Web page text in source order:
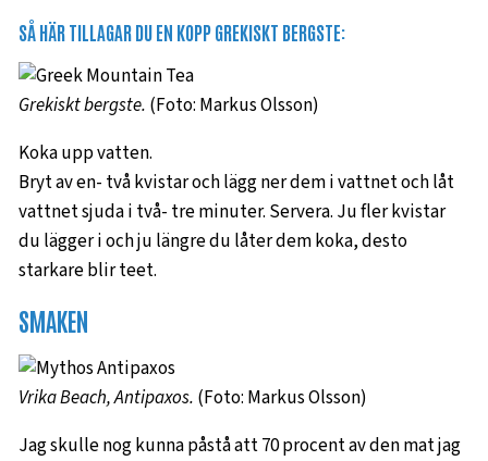
SÅ HÄR TILLAGAR DU EN KOPP GREKISKT BERGSTE:
Grekiskt bergste. (Foto: Markus Olsson)
Koka upp vatten.
Bryt av en- två kvistar och lägg ner dem i vattnet och låt
vattnet sjuda i två- tre minuter. Servera. Ju fler kvistar
du lägger i och ju längre du låter dem koka, desto
starkare blir teet.
SMAKEN
Vrika Beach, Antipaxos. (Foto: Markus Olsson)
Jag skulle nog kunna påstå att 70 procent av den mat jag